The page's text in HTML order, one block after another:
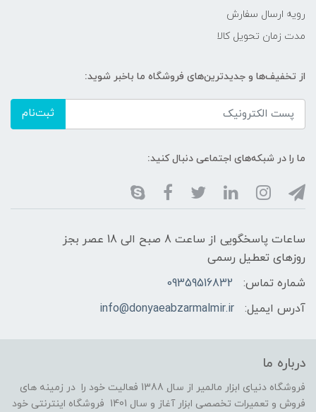
رویه ارسال سفارش
مدت زمان تحویل کالا
از تخفیف‌ها و جدیدترین‌های فروشگاه ما باخبر شوید:
ثبت‌نام
ما را در شبکه‌های اجتماعی دنبال کنید:
ساعات پاسخگویی از ساعت 8 صبح الی 18 عصر بجز
روزهای تعطیل رسمی
شماره تماس:
09359516832
آدرس ایمیل:
info@donyaeabzarmalmir.ir
درباره ما
فروشگاه دنیای ابزار مالمیر از سال 1388 فعالیت خود را در زمینه های
فروش و تعمیرات تخصصی ابزار آغاز و سال 1401 فروشگاه اینترنتی خود